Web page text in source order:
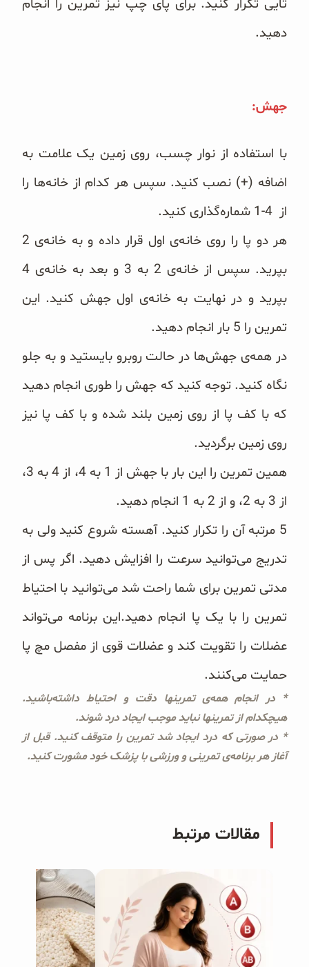
تایی تکرار کنید. برای پای چپ نیز تمرین را انجام
دهید.
جهش:
با استفاده از نوار چسب، روی زمین یک علامت به
اضافه (+) نصب کنید. سپس هر کدام از خانه‌ها را
از 4-1 شماره‌گذاری کنید.
هر دو پا را روی خانه‌ی اول قرار داده و به خانه‌ی 2
بپرید. سپس از خانه‌ی 2 به 3 و بعد به خانه‌ی 4
بپرید و در نهایت به خانه‌ی اول جهش کنید. این
تمرین را 5 بار انجام دهید.
در همه‌ی جهش‌ها در حالت روبرو بایستید و به جلو
نگاه کنید. توجه کنید که جهش را طوری انجام دهید
که با کف پا از روی زمین بلند شده و با کف پا نیز
روی زمین برگردید.
همین تمرین را این بار با جهش از 1 به 4، از 4 به 3،
از 3 به 2، و از 2 به 1 انجام دهید.
5 مرتبه آن را تکرار کنید. آهسته شروع کنید ولی به
تدریج می‌توانید سرعت را افزایش دهید. اگر پس از
مدتی تمرین برای شما راحت شد می‌توانید با احتیاط
تمرین را با یک پا انجام دهید.این برنامه می‌تواند
عضلات را تقویت کند و عضلات قوی از مفصل مچ پا
حمایت می‌کنند.
* در انجام همه‌ی تمرینها دقت و احتیاط داشته‌باشید.
هیچکدام از تمرینها نباید موجب ایجاد درد شوند.
* در صورتی که درد ایجاد شد تمرین را متوقف کنید. قبل از
آغاز هر برنامه‌ی تمرینی و ورزشی با پزشک خود مشورت کنید.
مقالات مرتبط